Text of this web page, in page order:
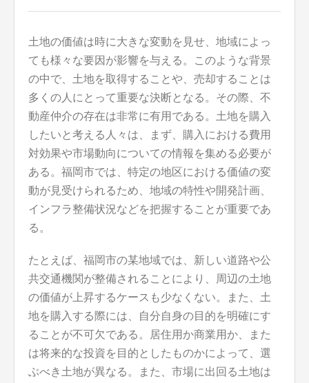
土地の価値は時に大きな変動を見せ、地域によっ
ても様々な要因が影響を与える。
このような背景
の中で、土地を取得することや、売却することは
多くの人にとって重要な決断となる。その際、不
動産仲介の存在は非常に有用である。土地を購入
したいと考える人々は、まず、購入における費用
対効果や市場動向についての情報を集める必要が
ある。福岡市では、特定の地区における価値の変
動が見受けられるため、地域の特性や開発計画、
インフラ整備状況などを把握することが重要であ
る。
たとえば、福岡市の某地域では、新しい道路や公
共交通機関が整備されることにより、周辺の土地
の価値が上昇するケースも少なくない。また、土
地を購入する際には、自分自身の目的を明確にす
ることが不可欠である。居住用か商業用か、また
は将来的な投資を目的としたものかによって、選
ぶべき土地が異なる。また、市場に出回る土地は